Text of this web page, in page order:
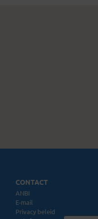
CONTACT
ANBI
E-mail
Privacy beleid